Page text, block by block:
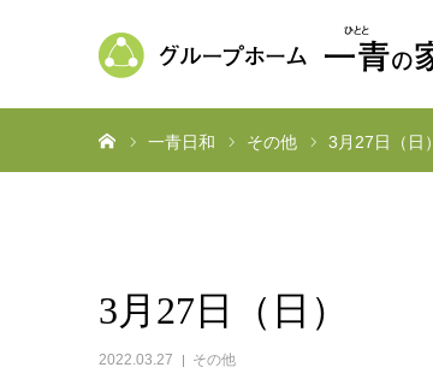
一青日和 その他 3月27日（日）
3月27日（日）
2022.03.27 その他